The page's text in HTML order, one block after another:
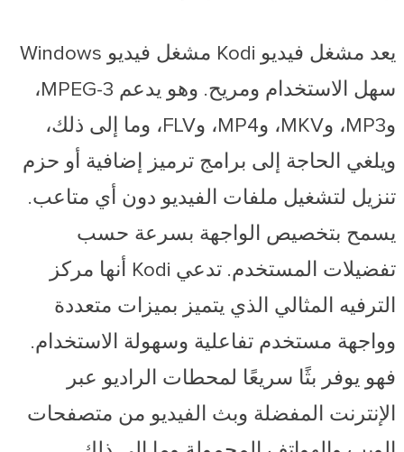
يعد مشغل فيديو Kodi مشغل فيديو Windows
سهل الاستخدام ومريح. وهو يدعم MPEG-3،
وMP3، وMKV، وMP4، وFLV، وما إلى ذلك،
ويلغي الحاجة إلى برامج ترميز إضافية أو حزم
تنزيل لتشغيل ملفات الفيديو دون أي متاعب.
يسمح بتخصيص الواجهة بسرعة حسب
تفضيلات المستخدم. تدعي Kodi أنها مركز
الترفيه المثالي الذي يتميز بميزات متعددة
وواجهة مستخدم تفاعلية وسهولة الاستخدام.
فهو يوفر بثًا سريعًا لمحطات الراديو عبر
الإنترنت المفضلة وبث الفيديو من متصفحات